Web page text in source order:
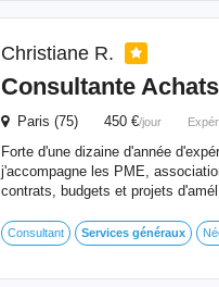
Christiane R.
Consultante
Paris (75) 450 €/jour
Forte d'une dizaine d'année
j'accompagne les PME,
contrats, budgets et projets
Consultant Services généraux